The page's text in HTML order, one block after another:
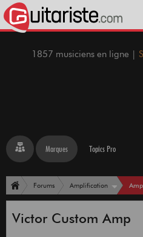
1857 musiciens en ligne |
Marques Topics Pro
Forums Amplification
Victor Custom Amp